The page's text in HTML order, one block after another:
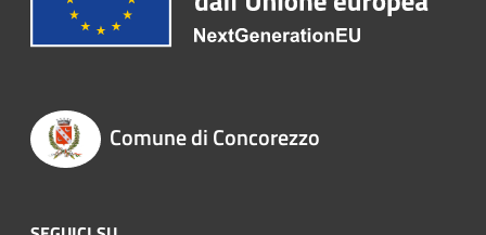
Comune di Concorezzo